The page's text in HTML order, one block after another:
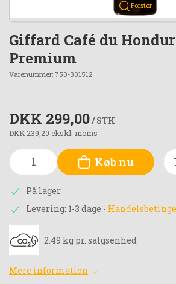
Forstør
Giffard Café du
Premium
Varenummer: 750-301512
DKK 299,00/ STK
DKK 239,20 ekskl. moms
Køb nu
På lager
Levering: 1-3 dage -
2.49 kg pr. salgsenhed
Mere information